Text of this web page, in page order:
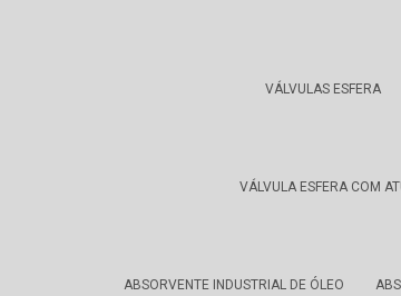
VÁLVULAS ESFERA
VÁLVULA ESFERA COM
ABSORVENTE INDUSTRIAL DE ÓLEO